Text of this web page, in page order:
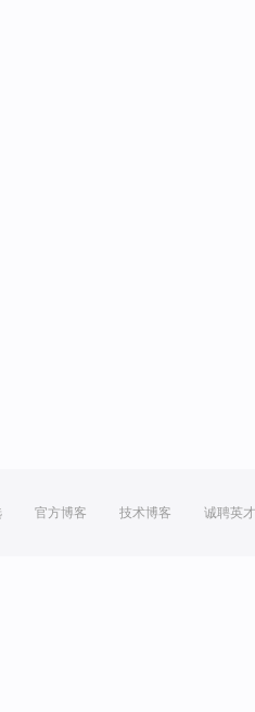
官方博客 技术博客 诚聘英才